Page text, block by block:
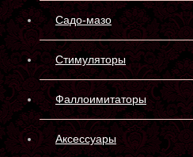
Садо-мазо
Стимуляторы
Фаллоимитаторы
Аксессуары